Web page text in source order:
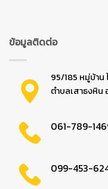
ข้อมูลติดต่อ
95/185 หมู่บ้าน
ตำบลเสาธงหิน
061-789-
099-453-